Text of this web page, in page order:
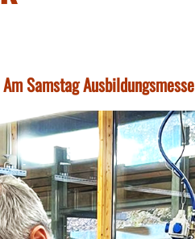
Samstag Ausbildungsmesse